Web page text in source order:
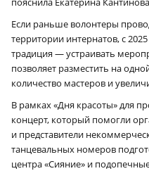
Если раньше волонтеры
территории интернатов, с
традиция — устраивать
позволяет разместить на
количество мастеров и
В рамках «Дня красоты» для
концерт, который помогли
и представители
танцевальных номеров
центра «Сияние» и